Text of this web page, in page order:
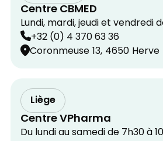
Centre CBMED
Lundi, mardi, jeudi et vendredi
+32 (0) 4 370 63 36
Coronmeuse 13, 4650 Herve
Liège
Centre VPharma
Du lundi au samedi de 7h30 à